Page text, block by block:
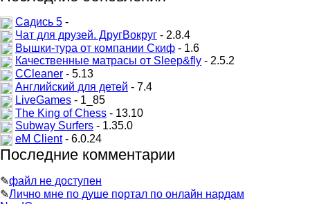
Садись 5 -
Чат для друзей. ДругВокруг - 2.8.4
Вышки-тура от компании Скиф - 1.6
Качественные матрасы от Sleep&fly - 2.5.2
CCleaner - 5.13
Английский для детей - 7.4
LiveGames - 1_85
The King of Chess - 13.10
Subway Surfers - 1.35.0
eM Client- 6.0.24
Последние комментарии
✎файл не доступен
✎Лично мне по душе портал по онлайн нардам